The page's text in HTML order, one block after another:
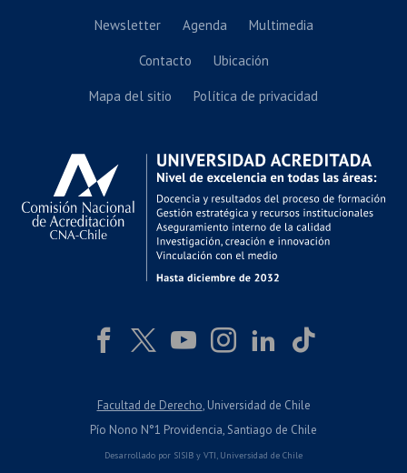
Newsletter Agenda Multimedia
Contacto Ubicación
Mapa del sitio Política de privacidad
Facultad de Derecho, Universidad de Chile
Pío Nono N°1 Providencia, Santiago de Chile
Desarrollado por SISIB y VTI, Universidad de Chile